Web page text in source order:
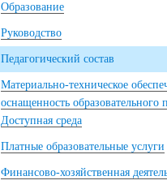
Образование
Руководство
Педагогический состав
Материально-техническое
оснащенность образовательного
Доступная среда
Платные образовательные услуги
Финансово-хозяйственная